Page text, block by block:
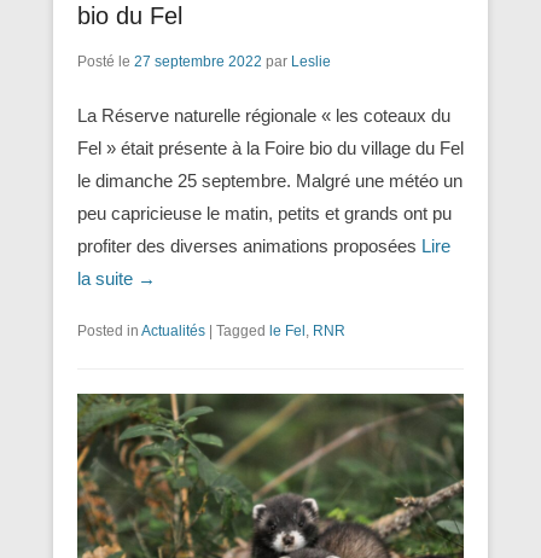
bio du Fel
Posté le 27 septembre 2022 par Leslie
La Réserve naturelle régionale « les coteaux du
Fel » était présente à la Foire bio du village du Fel
le dimanche 25 septembre. Malgré une météo un
peu capricieuse le matin, petits et grands ont pu
profiter des diverses animations proposées Lire
la suite →
Posted in Actualités Tagged le Fel , RNR